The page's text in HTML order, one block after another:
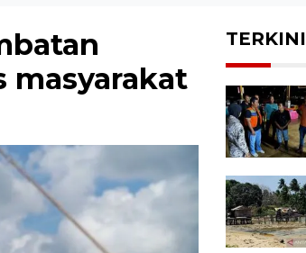
masyarakat
TERKINI